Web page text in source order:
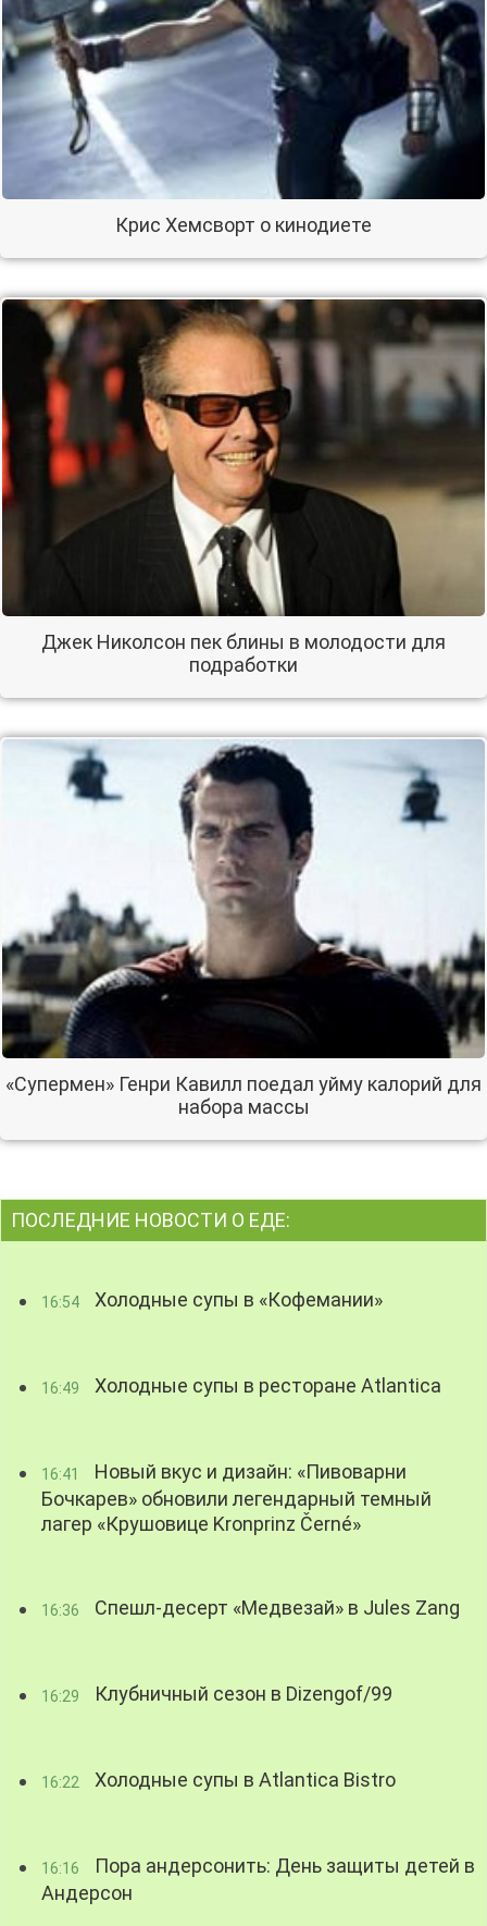
Крис Хемсворт о кинодиете
Джек Николсон пек блины в молодости для
подработки
«Супермен» Генри Кавилл поедал уйму калорий для
набора массы
ПОСЛЕДНИЕ НОВОСТИ О ЕДЕ:
16:54 Холодные супы в «Кофемании»
16:49 Холодные супы в ресторане Atlantica
16:41
Новый вкус и дизайн: «Пивоварни
Бочкарев» обновили легендарный темный
лагер «Крушовице Kronprinz Černé»
16:36 Спешл-десерт «Медвезай» в Jules Zang
16:29 Клубничный сезон в Dizengof/99
16:22 Холодные супы в Atlantica Bistro
16:16
Пора андерсонить: День защиты детей в
Андерсон